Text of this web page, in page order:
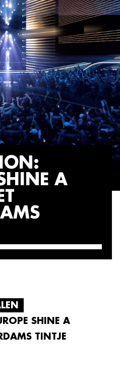
A
SHINE A
TINTJE